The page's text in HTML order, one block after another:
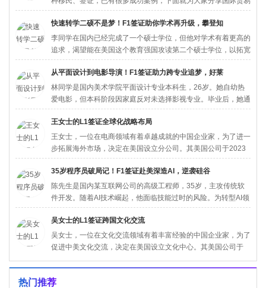
公司高管...
快速转学二硕不是梦！F1签证助你学术再升级，攀登知
李同学在国内已经完成了一个硕士学位，但他对学术有着更高的
追求，渴望能在美国这个教育强国攻读第二个硕士学位，以拓宽
自己的学...
从平面设计到电影导演！F1签证助力跨专业追梦，好莱
林同学是国内美术学院平面设计专业本科生，26岁。她自幼热
爱电影，但本科阶段因家庭反对未选择影视专业。毕业后，她通
过自学拍...
王女士的L1签证全球化战略布局
王女士，一位在电商领域有着卓越成就的中国企业家，为了进一
步拓展海外市场，决定在美国设立分公司。其美国公司于2023
年9月...
35岁程序员破局记！F1签证赴美深造AI，逆袭硅谷
陈先生是国内某互联网公司的高级工程师，35岁，主攻传统软
件开发。随着AI技术崛起，他面临技能过时的风险。为转型AI领
域，...
吴女士的L1签证跨国文化交流
吴女士，一位在文化交流领域有着丰富经验的中国企业家，为了
促进中美文化交流，决定在美国设立文化中心。其美国公司于
2024年...
热门推荐